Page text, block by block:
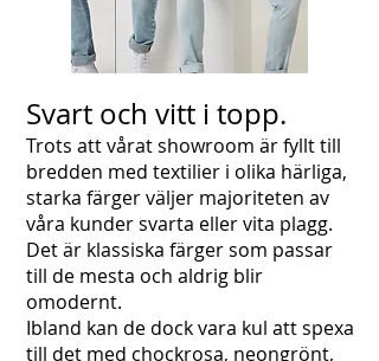
Svart och vitt i topp.
Trots att vårat showroom är fyllt till
bredden med textilier i olika härliga,
starka färger väljer majoriteten av
våra kunder svarta eller vita plagg.
Det är klassiska färger som passar
till de mesta och aldrig blir
omodernt.
Ibland kan de dock vara kul att spexa
till det med chockrosa, neongrönt,